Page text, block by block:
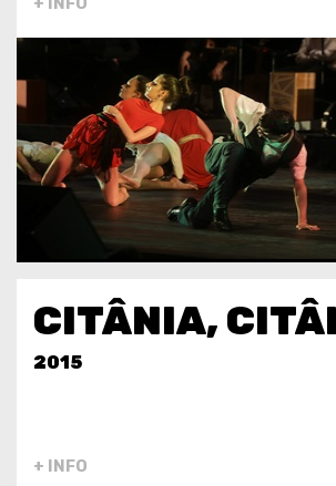
+ INFO
CITÂNIA,
2015
+ INFO